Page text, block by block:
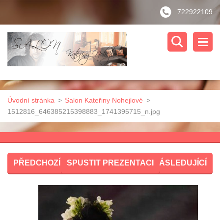
722922109
Úvodní stránka > Salon Kateřiny Nohejlové >
1512816_646385215398883_1741395715_n.jpg
PŘEDCHOZÍ SPUSTIT PREZENTACI NÁSLEDUJÍCÍ